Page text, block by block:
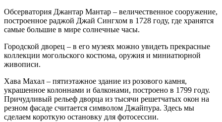
Обсерватория Джантар Мантар – величественное сооружение,
построенное раджой Джай Сингхом в 1728 году, где хранятся
самые большие в мире солнечные часы.
Городской дворец – в его музеях можно увидеть прекрасные
коллекции могольского костюма, оружия и миниатюрной
живописи.
Хава Махал – пятиэтажное здание из розового камня,
украшенное колоннами и балконами, построено в 1799 году.
Причудливый рельеф дворца из тысячи решетчатых окон на
резном фасаде считается символом Джайпура. Здесь мы
сделаем короткую остановку для фотосессии.